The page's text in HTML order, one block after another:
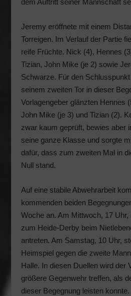
dem Auftritt seiner Mannschaft
Jeremy eröffnete mit einem
Torreigen. Im Verlauf der Partie
reife Früchte. Nick (4), Hennes
Tizian, John Mike (je 2) sowie
Schwarze. Für den
seinem zweiten Tor in dieser
Vorlagengeber glänzten Hennes
John Mike (je 3) und Tizian (2).
zwar kaum geprüft, bewies aber
seine ganze Klasse und sorgte
dafür, dass zum zweiten Mal in
Null stand.
Auf eine stabile Abwehrarbeit
kommenden beiden
Woche an. Am Mittwoch, 17
zum Heide-Derby beim
antreten. Am Samstag, 10 Uhr,
Heimspiel gegen die zweite
Halle. In diesen Duellen wird der
größere Gegenwehr treffen, als
dieser Begegnung leisten konnte.